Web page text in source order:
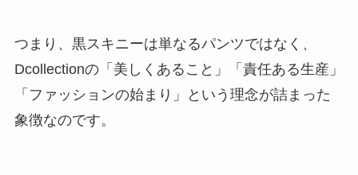
つまり、黒スキニーは単なるパンツではなく、
Dcollectionの「美しくあること」「責任ある生産」
「ファッションの始まり」という理念が詰まった
象徴なのです。